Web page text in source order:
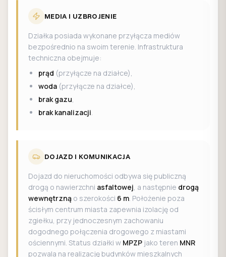
MEDIA I UZBROJENIE
Działka posiada wykonane przyłącza mediów
bezpośrednio na swoim terenie. Infrastruktura
techniczna obejmuje:
prąd (przyłącze na działce),
woda (przyłącze na działce),
brak gazu,
brak kanalizacji.
DOJAZD I KOMUNIKACJA
Dojazd do nieruchomości odbywa się publiczną
drogą o nawierzchni asfaltowej, a następnie drogą
wewnętrzną o szerokości 6 m. Położenie poza
ścisłym centrum miasta zapewnia izolację od
zgiełku, przy jednoczesnym zachowaniu
dogodnego połączenia drogowego z miastami
ościennymi. Status działki w MPZP jako teren MNR
pozwala na realizację budynków mieszkalnych